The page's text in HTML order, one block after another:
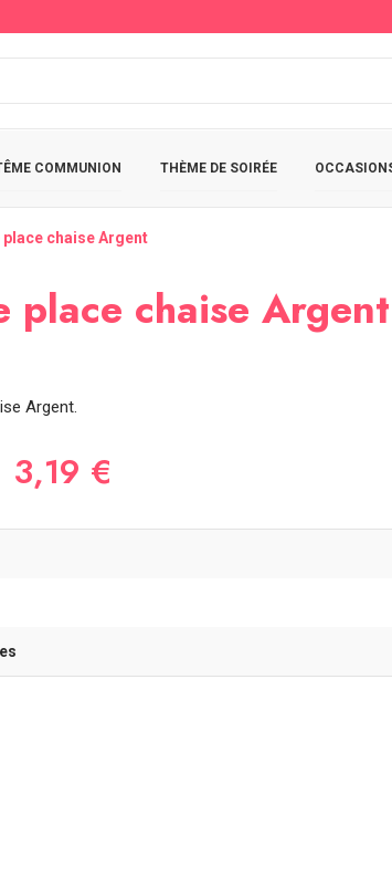
COMMUNION THÈME DE SOIRÉE
place chaise Argent
place chaise Argent
Argent.
3,19 €